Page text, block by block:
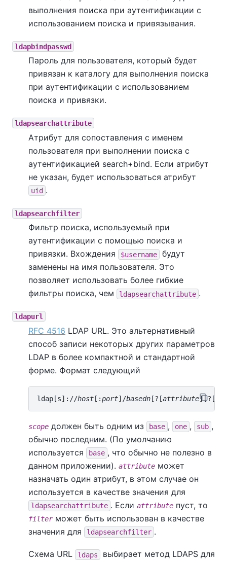
выполнения поиска при аутентификации с
использованием поиска и привязывания.
ldapbindpasswd
Пароль для пользователя, который будет
привязан к каталогу для выполнения поиска
при аутентификации с использованием
поиска и привязки.
ldapsearchattribute
Атрибут для сопоставления с именем
пользователя при выполнении поиска с
аутентификацией search+bind. Если атрибут
не указан, будет использоваться атрибут
uid .
ldapsearchfilter
Фильтр поиска, используемый при
аутентификации с помощью поиска и
привязки. Вхождения
$username
будут
заменены на имя пользователя. Это
позволяет использовать более гибкие
фильтры поиска, чем
ldapsearchattribute .
ldapurl
RFC 4516 LDAP URL. Это альтернативный
способ записи некоторых других параметров
LDAP в более компактной и стандартной
форме. Формат следующий
ldap[s]://host [:port]/basedn [?[attribute][?[
scope должен быть одним из base , one , sub ,
обычно последним. (По умолчанию
используется
base , что обычно не полезно в
данном приложении). attribute может
назначать один атрибут, в этом случае он
используется в качестве значения для
ldapsearchattribute . Если attribute пуст, то
filterможет быть использован в качестве
значения для
ldapsearchfilter .
Схема URL ldaps
выбирает метод LDAPS для